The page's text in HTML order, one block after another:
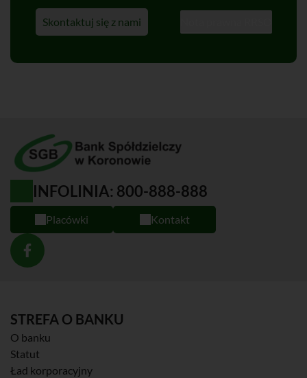
Skontaktuj się z nami
INFOLINIA: 800-888-888
Placówki Kontakt
STREFA O BANKU
O banku
Statut
Ład korporacyjny